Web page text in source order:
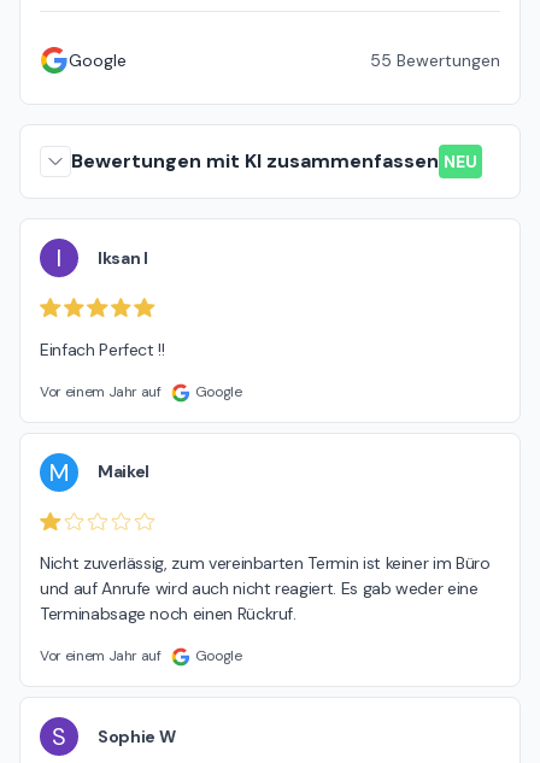
Google 55 Bewertungen
Bewertungen mit KI zusammenfassen NEU
I Iksan I
Einfach Perfect !!
Vor einem Jahr auf Google
M Maikel
Nicht zuverlässig, zum vereinbarten Termin ist keiner im Büro
und auf Anrufe wird auch nicht reagiert. Es gab weder eine
Terminabsage noch einen Rückruf.
Vor einem Jahr auf Google
S Sophie W